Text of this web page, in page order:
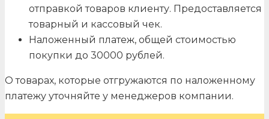
отправкой товаров клиенту. Предоставляется
товарный и кассовый чек.
Наложенный платеж, общей стоимостью
покупки до 30000 рублей.
О товарах, которые отгружаются по наложенному
платежу уточняйте у менеджеров компании.